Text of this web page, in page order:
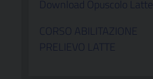
Download Opuscolo Latte
CORSO ABILITAZIONE
PRELIEVO LATTE